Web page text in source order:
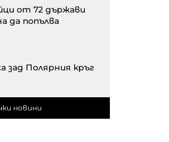
от 72 държави
да попълва
зад Полярния кръг
новини